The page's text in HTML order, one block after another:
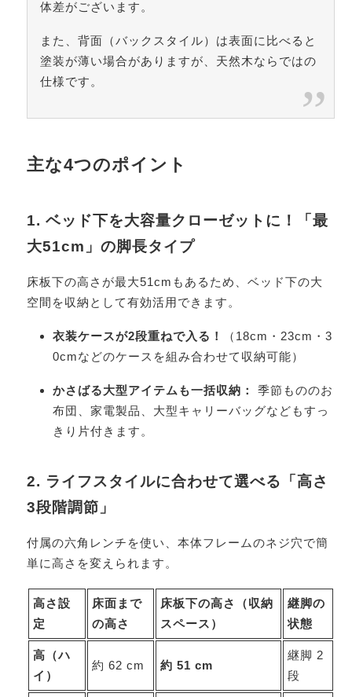
体差がございます。
また、背面（バックスタイル）は表面に比べると
塗装が薄い場合がありますが、天然木ならではの
仕様です。
主な4つのポイント
1. ベッド下を大容量クローゼットに！「最
大51cm」の脚長タイプ
床板下の高さが最大51cmもあるため、ベッド下の大
空間を収納として有効活用できます。
衣装ケースが2段重ねで入る！
（18cm・23cm・3
0cmなどのケースを組み合わせて収納可能）
かさばる大型アイテムも一括収納：
季節もののお
布団、家電製品、大型キャリーバッグなどもすっ
きり片付きます。
2. ライフスタイルに合わせて選べる「高さ
3段階調節」
付属の六角レンチを使い、本体フレームのネジ穴で簡
単に高さを変えられます。
高さ設
定
床面まで
の高さ
床板下の高さ（収納
スペース）
継脚の
状態
高（ハ
イ）
約 62 cm 約 51 cm
継脚 2
段